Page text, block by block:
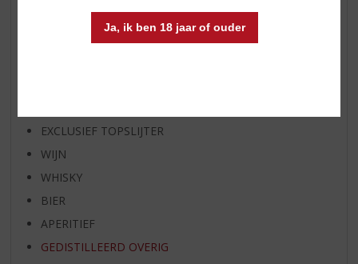
Ja, ik ben 18 jaar of ouder
WIJN VAN DE MAAND
WHISKY VAN DE MAAND
EXCLUSIEF TOPSLIJTER
WIJN
WHISKY
BIER
APERITIEF
GEDISTILLEERD OVERIG